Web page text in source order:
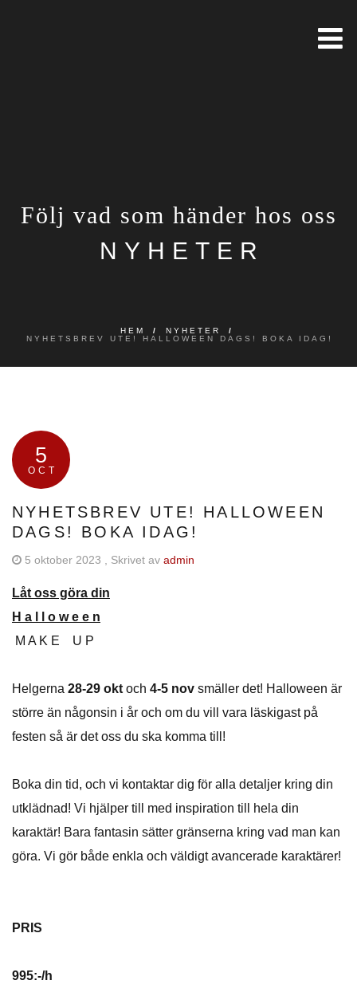
Följ vad som händer hos oss
NYHETER
HEM / NYHETER
/
NYHETSBREV UTE! HALLOWEEN DAGS! BOKA IDAG!
5
OCT
NYHETSBREV UTE! HALLOWEEN
DAGS! BOKA IDAG!
5 oktober 2023 , Skrivet av admin
Låt oss göra din
H a l l o w e e n
M A K E U P
Helgerna 28-29 okt och 4-5 nov smäller det! Halloween är
större än någonsin i år och om du vill vara läskigast på
festen så är det oss du ska komma till!
Boka din tid, och vi kontaktar dig för alla detaljer kring din
utklädnad! Vi hjälper till med inspiration till hela din
karaktär! Bara fantasin sätter gränserna kring vad man kan
göra. Vi gör både enkla och väldigt avancerade karaktärer!
PRIS
995:-/h